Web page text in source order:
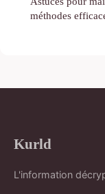
méthodes
Kurld
L'information